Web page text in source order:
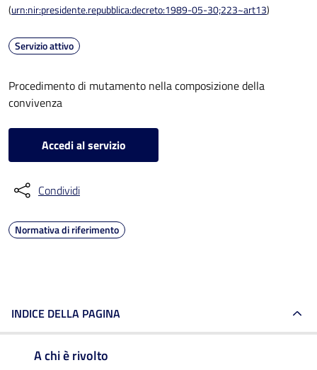
(urn:nir:presidente.repubblica:decreto:1989-05-30;223~art13)
Servizio attivo
Procedimento di mutamento nella composizione della
convivenza
Accedi al servizio
Condividi
Normativa di riferimento
INDICE DELLA PAGINA
A chi è rivolto